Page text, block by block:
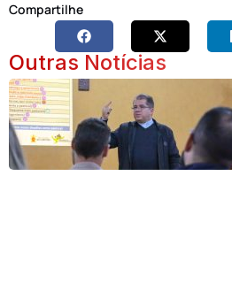
Compartilhe
Outras Notícias